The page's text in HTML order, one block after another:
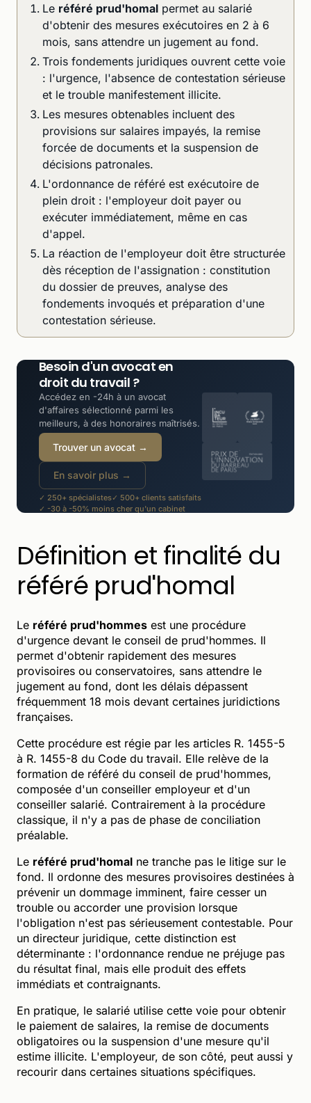
Le référé prud'homal permet au salarié
d'obtenir des mesures exécutoires en 2 à 6
mois, sans attendre un jugement au fond.
Trois fondements juridiques ouvrent cette voie
: l'urgence, l'absence de contestation sérieuse
et le trouble manifestement illicite.
Les mesures obtenables incluent des
provisions sur salaires impayés, la remise
forcée de documents et la suspension de
décisions patronales.
L'ordonnance de référé est exécutoire de
plein droit : l'employeur doit payer ou
exécuter immédiatement, même en cas
d'appel.
La réaction de l'employeur doit être structurée
dès réception de l'assignation : constitution
du dossier de preuves, analyse des
fondements invoqués et préparation d'une
contestation sérieuse.
Besoin d'un avocat en
droit du travail ?
Accédez en -24h à un avocat
d'affaires sélectionné parmi les
meilleurs, à des honoraires maîtrisés.
Trouver un avocat →
En savoir plus →
✓ 250+ spécialistes✓ 500+ clients satisfaits
✓ -30 à -50% moins cher qu'un cabinet
Définition et finalité du
référé prud'homal
Le référé prud'hommes est une procédure
d'urgence devant le conseil de prud'hommes. Il
permet d'obtenir rapidement des mesures
provisoires ou conservatoires, sans attendre le
jugement au fond, dont les délais dépassent
fréquemment 18 mois devant certaines juridictions
françaises.
Cette procédure est régie par les articles R. 1455-5
à R. 1455-8 du Code du travail. Elle relève de la
formation de référé du conseil de prud'hommes,
composée d'un conseiller employeur et d'un
conseiller salarié. Contrairement à la procédure
classique, il n'y a pas de phase de conciliation
préalable.
Le référé prud'homal ne tranche pas le litige sur le
fond. Il ordonne des mesures provisoires destinées à
prévenir un dommage imminent, faire cesser un
trouble ou accorder une provision lorsque
l'obligation n'est pas sérieusement contestable. Pour
un directeur juridique, cette distinction est
déterminante : l'ordonnance rendue ne préjuge pas
du résultat final, mais elle produit des effets
immédiats et contraignants.
En pratique, le salarié utilise cette voie pour obtenir
le paiement de salaires, la remise de documents
obligatoires ou la suspension d'une mesure qu'il
estime illicite. L'employeur, de son côté, peut aussi y
recourir dans certaines situations spécifiques.